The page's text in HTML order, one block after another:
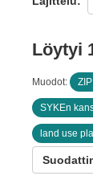
Löytyi
Muodot: ZIP
SYKEn
land use